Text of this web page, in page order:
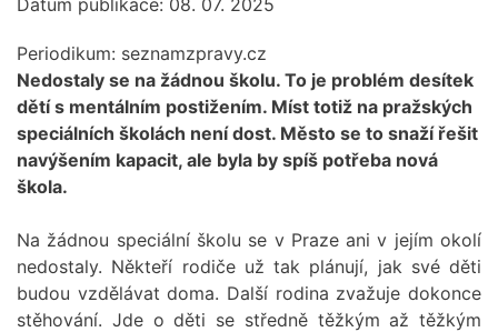
Periodikum: seznamzpravy.cz
Nedostaly se na žádnou školu. To je problém desítek
dětí s mentálním postižením. Míst totiž na pražských
speciálních školách není dost. Město se to snaží řešit
navýšením kapacit, ale byla by spíš potřeba nová
škola.
Na žádnou speciální školu se v Praze ani v jejím okolí
nedostaly. Někteří rodiče už tak plánují, jak své děti
budou vzdělávat doma. Další rodina zvažuje dokonce
stěhování. Jde o děti se středně těžkým až těžkým